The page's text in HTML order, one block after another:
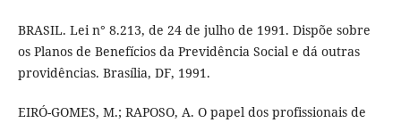
BRASIL. Lei n° 8.213, de 24 de julho de 1991. Dispõe sobre
os Planos de Benefícios da Previdência Social e dá outras
providências. Brasília, DF, 1991.
EIRÓ-GOMES, M.; RAPOSO, A. O papel dos profissionais de